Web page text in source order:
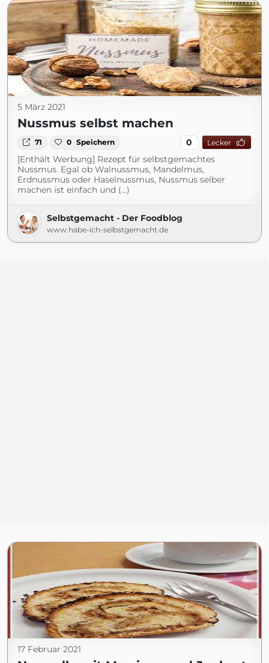
5 März 2021
Nussmus selbst machen
71 0 Speichern 0 Lecker
[Enthält Werbung] Rezept für selbstgemachtes
Nussmus. Egal ob Walnussmus, Mandelmus,
Erdnussmus oder Haselnussmus, Nussmus selber
machen ist einfach und (...)
Selbstgemacht - Der Foodblog
www.habe-ich-selbstgemacht.de
17 Februar 2021